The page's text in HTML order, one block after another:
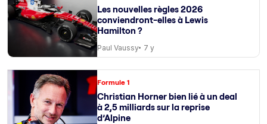
Les nouvelles règles 2026
conviendront-elles à Lewis
Hamilton ?
Paul Vaussy 7 y
Formule 1
Christian Horner bien lié à un deal
à 2,5 milliards sur la reprise
d’Alpine